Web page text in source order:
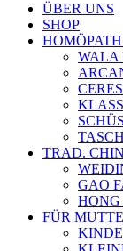
ÜBER UNS
SHOP
WALA
TRAD.
GAO
HONG
FÜR